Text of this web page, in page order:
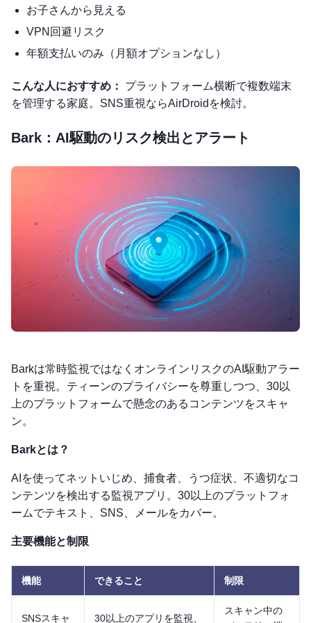
お子さんから見える
VPN回避リスク
年額支払いのみ（月額オプションなし）
こんな人におすすめ：
プラットフォーム横断で複数端末
を管理する家庭。SNS重視ならAirDroidを検討。
Bark：AI駆動のリスク検出とアラート
Barkは常時監視ではなくオンラインリスクのAI駆動アラー
トを重視。ティーンのプライバシーを尊重しつつ、30以
上のプラットフォームで懸念のあるコンテンツをスキャ
ン。
Barkとは？
AIを使ってネットいじめ、捕食者、うつ症状、不適切なコ
ンテンツを検出する監視アプリ。30以上のプラットフォ
ームでテキスト、SNS、メールをカバー。
主要機能と制限
機能 できること 制限
SNSスキャ 30以上のアプリを監視、
スキャン中の